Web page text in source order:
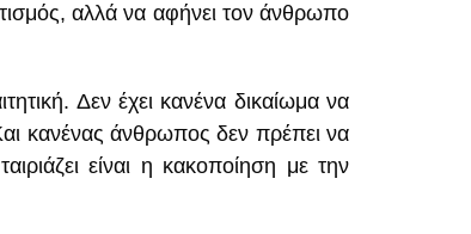
αλλά να αφήνει τον άνθρωπο
Δεν έχει κανένα δικαίωμα να
Και κανένας άνθρωπος δεν πρέπει να
είναι η κακοποίηση με την